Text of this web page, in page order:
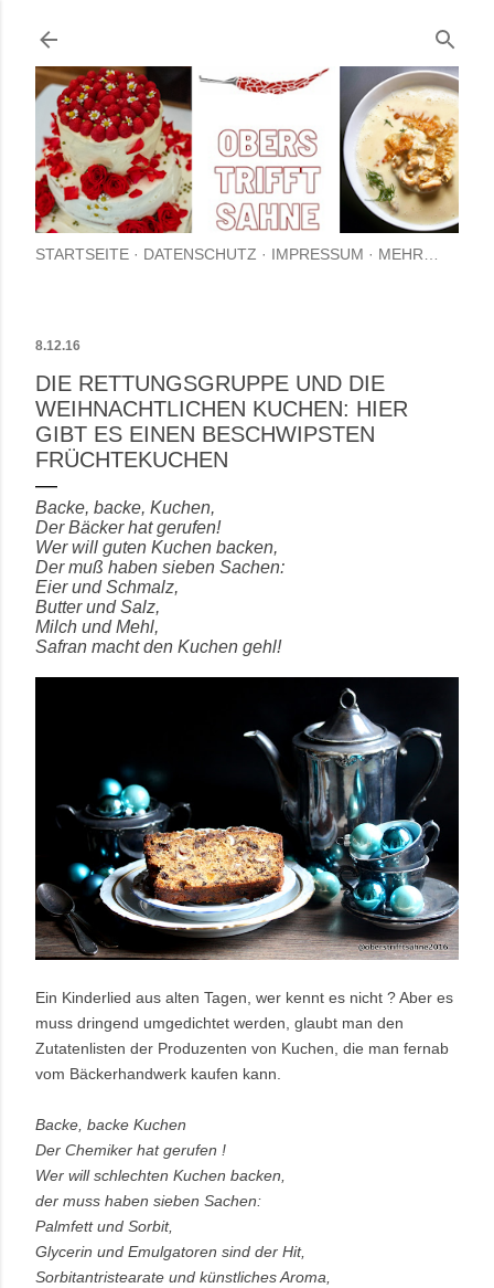
Direkt zum
STARTSEITE DATENSCHUTZ IMPRESSUM MEHR…
8.12.16
DIE RETTUNGSGRUPPE UND DIE
WEIHNACHTLICHEN KUCHEN: HIER
GIBT ES EINEN BESCHWIPSTEN
FRÜCHTEKUCHEN
Backe, backe, Kuchen,
Der Bäcker hat gerufen!
Wer will guten Kuchen backen,
Der muß haben sieben Sachen:
Eier und Schmalz,
Butter und Salz,
Milch und Mehl,
Safran macht den Kuchen gehl!
Ein Kinderlied aus alten Tagen, wer kennt es nicht ? Aber es
muss dringend umgedichtet werden, glaubt man den
Zutatenlisten der Produzenten von Kuchen, die man fernab
vom Bäckerhandwerk kaufen kann.
Backe, backe Kuchen
Der Chemiker hat gerufen !
Wer will schlechten Kuchen backen,
der muss haben sieben Sachen:
Palmfett und Sorbit,
Glycerin und Emulgatoren sind der Hit,
Sorbitantristearate und künstliches Aroma,